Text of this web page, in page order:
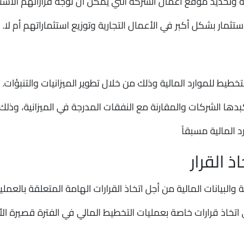
بشكل أكبر في الأعمال التجارية وتوزيع استثماراتهم أم لا.
للموارد المالية وذلك من خلال تطوير الميزانيات
الشركات والمقارنة مع النفقات المدرجة في الميزانية،
المالية مسبقاً
القرار
المالية من أجل اتخاذ القرارات الهامة المتعلقة
اتخاذ قرارات خاصة بعمليات التخطيط المالي في الفترة قصيرة